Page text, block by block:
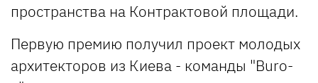
пространства на Контрактовой площади.
Первую премию получил проект молодых
архитекторов из Киева - команды "Buro-